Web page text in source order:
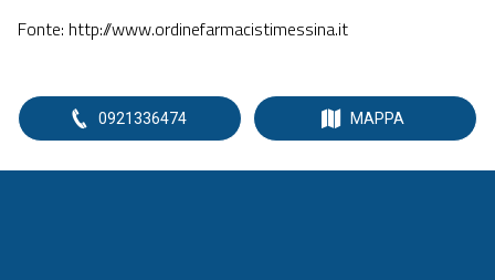
Fonte: http://www.ordinefarmacistimessina.it
0921336474 MAPPA